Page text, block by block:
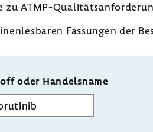
zu ATMP-​
Fassungen der
oder Handelsname